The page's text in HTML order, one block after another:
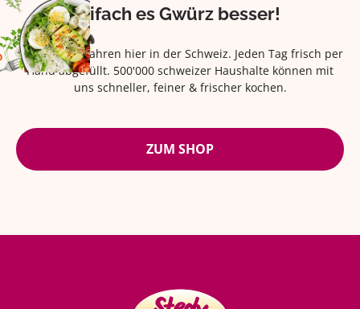
Eifach es Gwürz besser!
Seit über 42 Jahren hier in der Schweiz. Jeden Tag frisch per
Hand abgefüllt. 500'000 schweizer Haushalte können mit
uns schneller, feiner & frischer kochen.
ZUM SHOP